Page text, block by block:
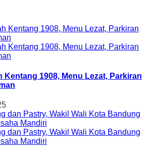
Kentang 1908, Menu Lezat, Parkiran